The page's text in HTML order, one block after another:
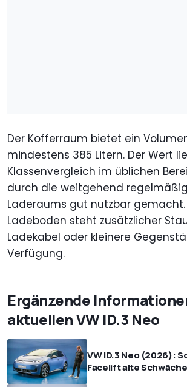
Der Kofferraum bietet ein
mindestens 385 Litern. Der Wert
Klassenvergleich im üblichen
durch die weitgehend
Laderaums gut nutzbar
Ladeboden steht zusätzlicher
Ladekabel oder kleinere
Verfügung.
Ergänzende
aktuellen VW ID.3 Neo
VW ID.3 Neo (2026):
Facelift alte